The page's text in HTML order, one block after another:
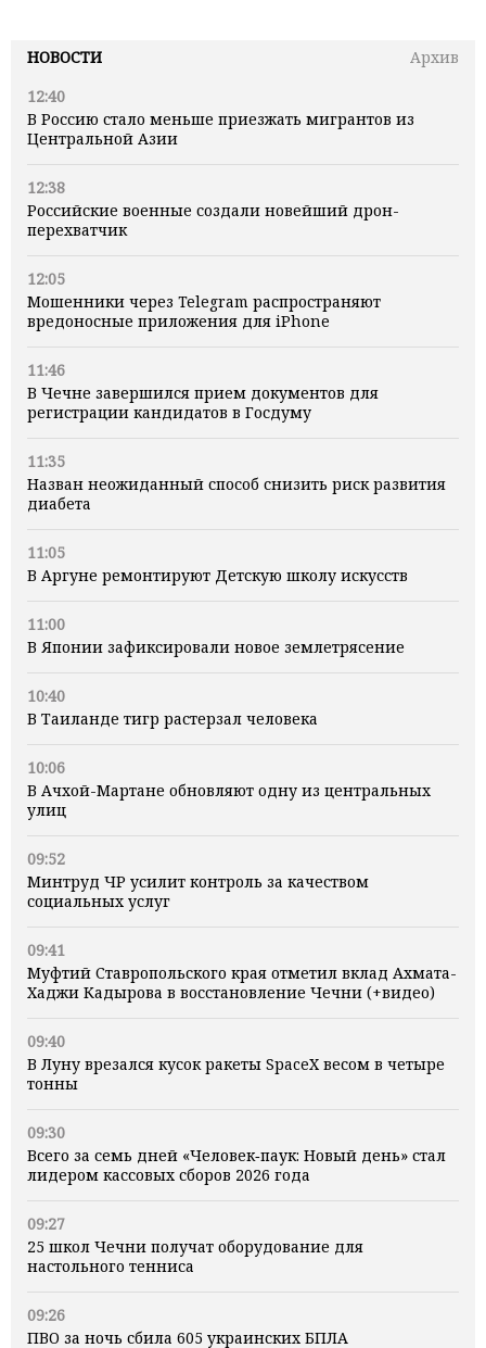
НОВОСТИ
Архив
12:40
В Россию стало меньше приезжать мигрантов из
Центральной Азии
12:38
Российские военные создали новейший дрон-
перехватчик
12:05
Мошенники через Telegram распространяют
вредоносные приложения для iPhone
11:46
В Чечне завершился прием документов для
регистрации кандидатов в Госдуму
11:35
Назван неожиданный способ снизить риск развития
диабета
11:05
В Аргуне ремонтируют Детскую школу искусств
11:00
В Японии зафиксировали новое землетрясение
10:40
В Таиланде тигр растерзал человека
10:06
В Ачхой-Мартане обновляют одну из центральных
улиц
09:52
Минтруд ЧР усилит контроль за качеством
социальных услуг
09:41
Муфтий Ставропольского края отметил вклад Ахмата-
Хаджи Кадырова в восстановление Чечни (+видео)
09:40
В Луну врезался кусок ракеты SpaceX весом в четыре
тонны
09:30
Всего за семь дней «Человек‑паук: Новый день» стал
лидером кассовых сборов 2026 года
09:27
25 школ Чечни получат оборудование для
настольного тенниса
09:26
ПВО за ночь сбила 605 украинских БПЛА